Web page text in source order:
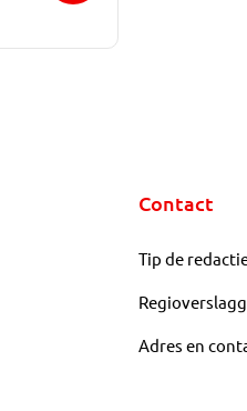
Contact
Tip de
Adres en